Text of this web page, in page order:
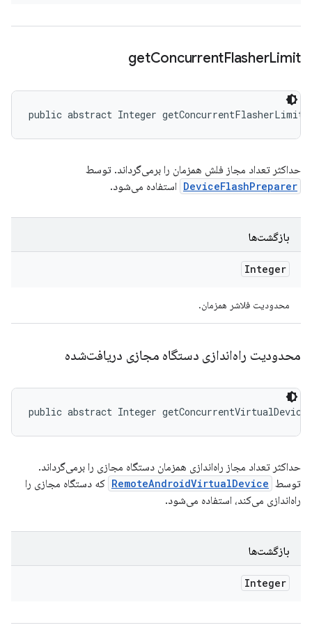
getConcurrentFlasherLimit
public abstract Integer getConcurrentFlasherLimit
حداکثر تعداد مجاز فلش همزمان را برمی‌گرداند. توسط
DeviceFlashPreparer استفاده می‌شود.
بازگشت‌ها
Integer
محدودیت فلاشر همزمان.
محدودیت راه‌اندازی دستگاه مجازی دریافت‌شده
public abstract Integer
حداکثر تعداد مجاز راه‌اندازی همزمان دستگاه مجازی را برمی‌گرداند.
توسط RemoteAndroidVirtualDevice که دستگاه مجازی را
راه‌اندازی می‌کند، استفاده می‌شود.
بازگشت‌ها
Integer